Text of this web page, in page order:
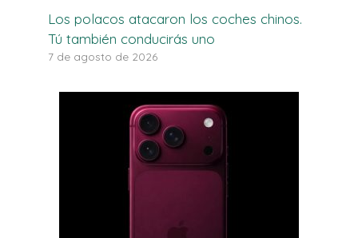
Los polacos atacaron los coches chinos.
Tú también conducirás uno
7 de agosto de 2026